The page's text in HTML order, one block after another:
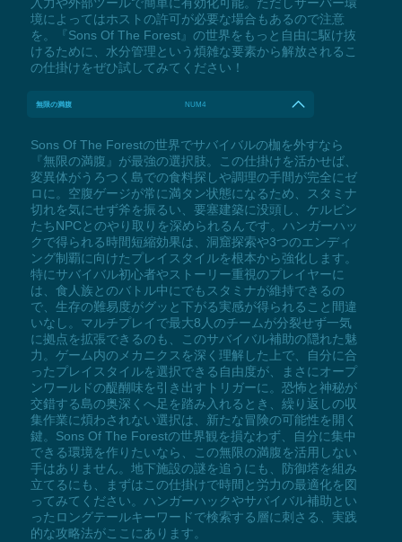
境によってはホストの許可が必要な場合もあるので注意
を。『Sons Of The Forest』の世界をもっと自由に駆け抜
けるために、水分管理という煩雑な要素から解放されるこ
の仕掛けをぜひ試してみてください！
無限の満腹 NUM4
Sons Of The Forestの世界でサバイバルの枷を外すなら
『無限の満腹』が最強の選択肢。この仕掛けを活かせば、
変異体がうろつく島での食料探しや調理の手間が完全にゼ
ロに。空腹ゲージが常に満タン状態になるため、スタミナ
切れを気にせず斧を振るい、要塞建築に没頭し、ケルビン
たちNPCとのやり取りを深められるんです。ハンガーハッ
クで得られる時間短縮効果は、洞窟探索や3つのエンディ
ング制覇に向けたプレイスタイルを根本から強化します。
特にサバイバル初心者やストーリー重視のプレイヤーに
は、食人族とのバトル中にでもスタミナが維持できるの
で、生存の難易度がグッと下がる実感が得られること間違
いなし。マルチプレイで最大8人のチームが分裂せず一気
に拠点を拡張できるのも、このサバイバル補助の隠れた魅
力。ゲーム内のメカニクスを深く理解した上で、自分に合
ったプレイスタイルを選択できる自由度が、まさにオープ
ンワールドの醍醐味を引き出すトリガーに。恐怖と神秘が
交錯する島の奥深くへ足を踏み入れるとき、繰り返しの収
集作業に煩わされない選択は、新たな冒険の可能性を開く
鍵。Sons Of The Forestの世界観を損なわず、自分に集中
できる環境を作りたいなら、この無限の満腹を活用しない
手はありません。地下施設の謎を追うにも、防御塔を組み
立てるにも、まずはこの仕掛けで時間と労力の最適化を図
ってみてください。ハンガーハックやサバイバル補助とい
ったロングテールキーワードで検索する層に刺さる、実践
的な攻略法がここにあります。